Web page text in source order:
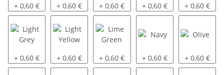
Dark Grey
+ 0,60 € Gold Yellow
+ 0,60 € Irish Green
+ 0,60 € Khaki
+ 0,60 € Light Blue
+ 0,60 €
Light Grey
+ 0,60 € Light Yellow
+ 0,60 € Lime Green
+ 0,60 € Navy
+ 0,60 € Olive
+ 0,60 €